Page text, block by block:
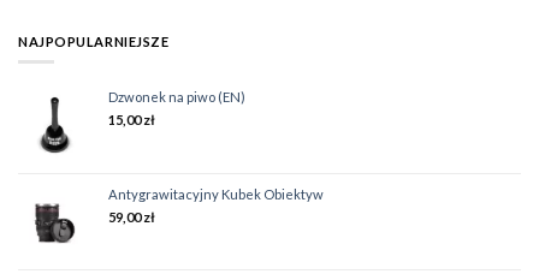
NAJPOPULARNIEJSZE
Dzwonek na piwo (EN)
15,00zł
Antygrawitacyjny Kubek Obiektyw
59,00zł